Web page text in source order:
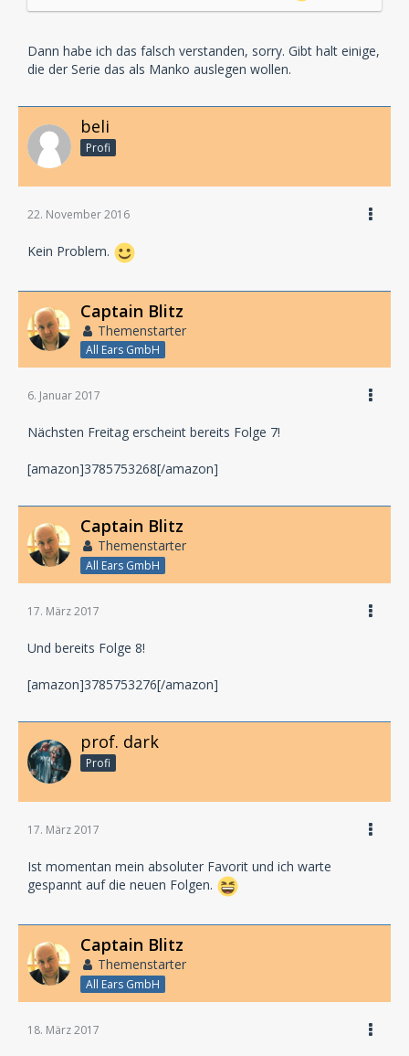
Dann habe ich das falsch verstanden, sorry. Gibt halt einige,
die der Serie das als Manko auslegen wollen.
beli
Profi
22. November 2016
Kein Problem.
Captain Blitz
Themenstarter
All Ears GmbH
6. Januar 2017
Nächsten Freitag erscheint bereits Folge 7!
[amazon]3785753268[/amazon]
Captain Blitz
Themenstarter
All Ears GmbH
17. März 2017
Und bereits Folge 8!
[amazon]3785753276[/amazon]
prof. dark
Profi
17. März 2017
Ist momentan mein absoluter Favorit und ich warte
gespannt auf die neuen Folgen.
Captain Blitz
Themenstarter
All Ears GmbH
18. März 2017